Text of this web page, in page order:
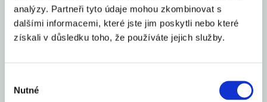
analýzy. Partneři tyto údaje mohou zkombinovat s
dalšími informacemi, které jste jim poskytli nebo které
získali v důsledku toho, že používáte jejich služby.
souhlasu
Nutné
Kdo hledá v americké inflaci průsak vyšších celních sazeb,
aplikovaných v různých sazbách a krocích od března tohoto roku,
má těžkou práci. Po vyšších clech není ani památky, což platí
Celý článek